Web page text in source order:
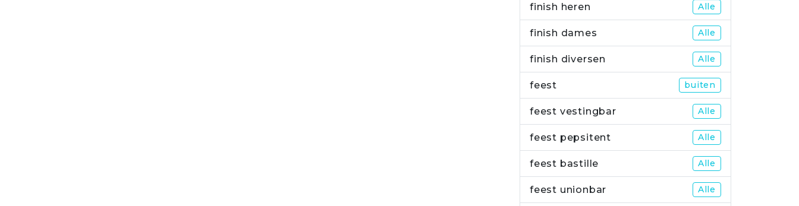
finish heren Alle
finish dames Alle
finish diversen Alle
feest buiten
feest vestingbar Alle
feest pepsitent Alle
feest bastille Alle
feest unionbar Alle